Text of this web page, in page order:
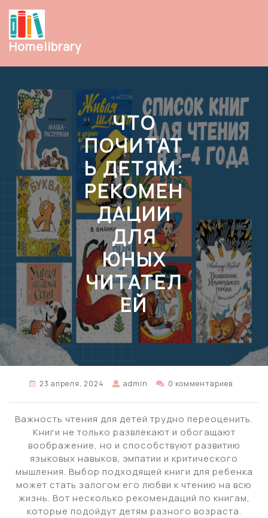
содержимому
Homelibrary
ЧТО
ПОЧИТАТ
Ь ДЕТЯМ:
РЕКОМЕН
ДАЦИИ
ДЛЯ
ЮНЫХ
ЧИТАТЕЛ
ЕЙ
23 апреля, 2024 admin 0 комментариев
Важность чтения для детей трудно переоценить.
Книги не только развлекают и обогащают
воображение, но и способствуют развитию
языковых навыков, эмпатии и критического
мышления. Выбор подходящей книги для ребенка
может стать залогом его любви к чтению на всю
жизнь. Вот несколько рекомендаций по книгам,
которые подойдут детям разного возраста.